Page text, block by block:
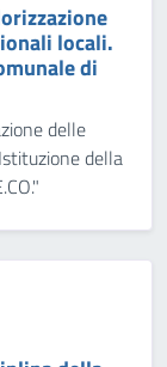
locali.
di
delle
della